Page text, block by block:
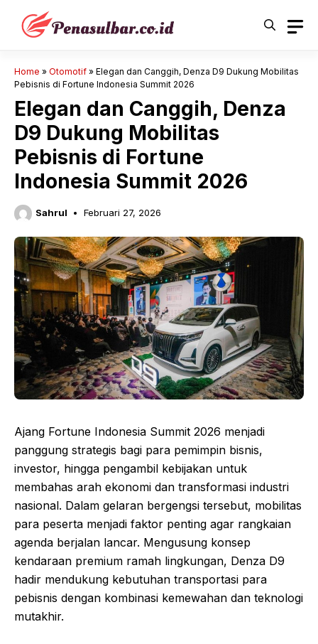
Langsung
Home » Otomotif » Elegan dan Canggih, Denza D9 Dukung Mobilitas
Pebisnis di Fortune Indonesia Summit 2026
Elegan dan Canggih, Denza
D9 Dukung Mobilitas
Pebisnis di Fortune
Indonesia Summit 2026
Sahrul Februari 27, 2026
Ajang Fortune Indonesia Summit 2026 menjadi
panggung strategis bagi para pemimpin bisnis,
investor, hingga pengambil kebijakan untuk
membahas arah ekonomi dan transformasi industri
nasional. Dalam gelaran bergengsi tersebut, mobilitas
para peserta menjadi faktor penting agar rangkaian
agenda berjalan lancar. Mengusung konsep
kendaraan premium ramah lingkungan, Denza D9
hadir mendukung kebutuhan transportasi para
pebisnis dengan kombinasi kemewahan dan teknologi
mutakhir.